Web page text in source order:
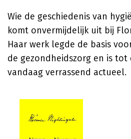
Wie de geschiedenis van
komt onvermijdelijk uit bij
Haar werk legde de basis
de gezondheidszorg en is tot
vandaag verrassend actueel.